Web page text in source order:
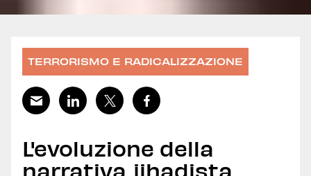
TERRORISMO E RADICALIZZAZIONE
L'evoluzione della
narrativa jihadista